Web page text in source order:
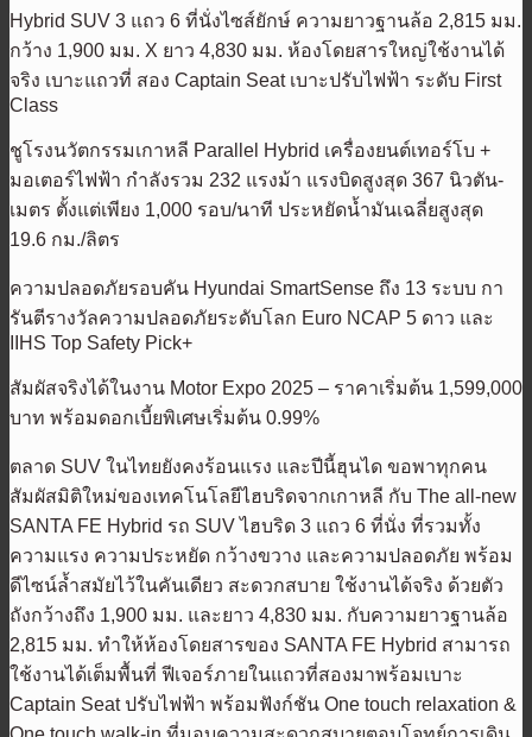
Hybrid SUV 3 แถว 6 ที่นั่งไซส์ยักษ์ ความยาวฐานล้อ 2,815 มม.
กว้าง 1,900 มม. X ยาว 4,830 มม. ห้องโดยสารใหญ่ใช้งานได้
จริง เบาะแถวที่ สอง Captain Seat เบาะปรับไฟฟ้า ระดับ First
Class
ชูโรงนวัตกรรมเกาหลี Parallel Hybrid เครื่องยนต์เทอร์โบ +
มอเตอร์ไฟฟ้า กำลังรวม 232 แรงม้า แรงบิดสูงสุด 367 นิวตัน-
เมตร ตั้งแต่เพียง 1,000 รอบ/นาที ประหยัดน้ำมันเฉลี่ยสูงสุด
19.6 กม./ลิตร
ความปลอดภัยรอบคัน Hyundai SmartSense ถึง 13 ระบบ กา
รันตีรางวัลความปลอดภัยระดับโลก Euro NCAP 5 ดาว และ
IIHS Top Safety Pick+
สัมผัสจริงได้ในงาน Motor Expo 2025 – ราคาเริ่มต้น 1,599,000
บาท พร้อมดอกเบี้ยพิเศษเริ่มต้น 0.99%
ตลาด SUV ในไทยยังคงร้อนแรง และปีนี้ฮุนได ขอพาทุกคน
สัมผัสมิติใหม่ของเทคโนโลยีไฮบริดจากเกาหลี กับ The all-new
SANTA FE Hybrid รถ SUV ไฮบริด 3 แถว 6 ที่นั่ง ที่รวมทั้ง
ความแรง ความประหยัด กว้างขวาง และความปลอดภัย พร้อม
ดีไซน์ล้ำสมัยไว้ในคันเดียว สะดวกสบาย ใช้งานได้จริง ด้วยตัว
ถังกว้างถึง 1,900 มม. และยาว 4,830 มม. กับความยาวฐานล้อ
2,815 มม. ทำให้ห้องโดยสารของ SANTA FE Hybrid สามารถ
ใช้งานได้เต็มพื้นที่ ฟีเจอร์ภายในแถวที่สองมาพร้อมเบาะ
Captain Seat ปรับไฟฟ้า พร้อมฟังก์ชัน One touch relaxation &